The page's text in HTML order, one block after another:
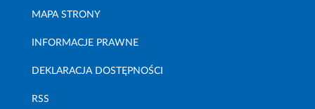
MAPA STRONY
INFORMACJE PRAWNE
DEKLARACJA DOSTĘPNOŚCI
RSS